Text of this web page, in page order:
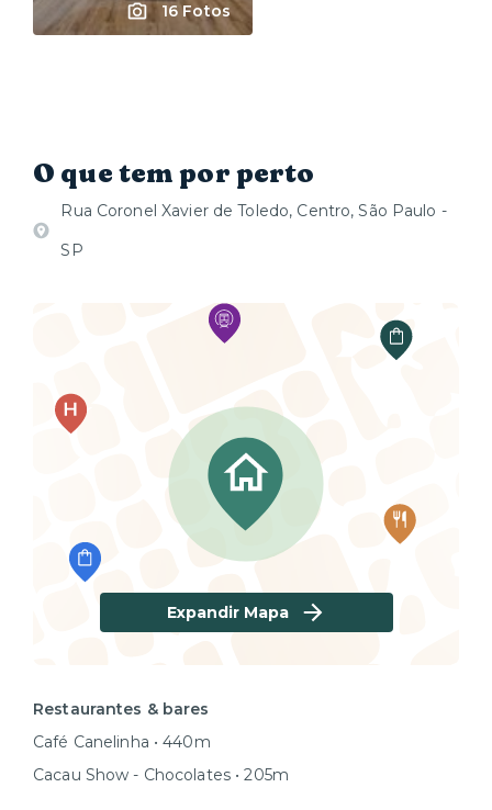
16 Fotos
O que tem por perto
Rua Coronel Xavier de Toledo, Centro, São Paulo -
SP
Expandir Mapa
Restaurantes & bares
Café Canelinha • 440m
Cacau Show - Chocolates • 205m